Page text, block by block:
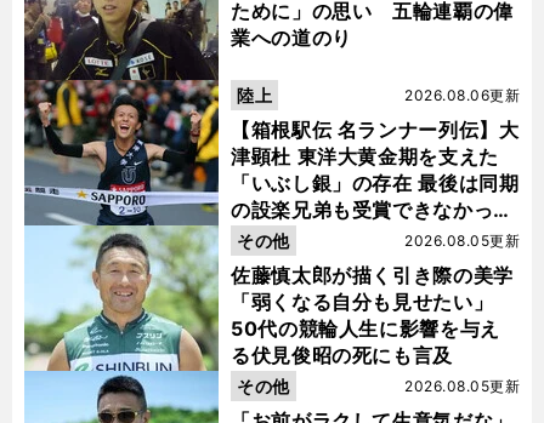
無
」 。
容
」
日
向坂46影山優佳がゲームで「
し
んみりすることもあります
」
。
その理由は
？
ために」の思い 五輪連覇の偉
業への道のり
【箱根駅伝 名ランナー列伝】大
津顕杜 東洋大黄金期を支えた
「いぶし銀」の存在 最後は同期
の設楽兄弟も受賞できなかった
金栗杯に輝く
2026.08.06更新
陸上
佐藤慎太郎が描く引き際の美学
「弱くなる自分も見せたい」
50代の競輪人生に影響を与え
る伏見俊昭の死にも言及
2026.08.05更新
その他
2026.08.05更新
その他